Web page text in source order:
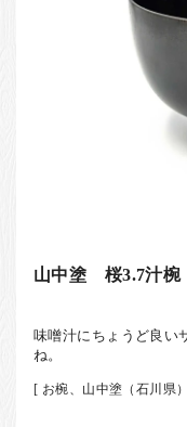
山中塗 桜3.7汁
味噌汁にちょうど良い
ね。
[ お椀、山中塗（石川県